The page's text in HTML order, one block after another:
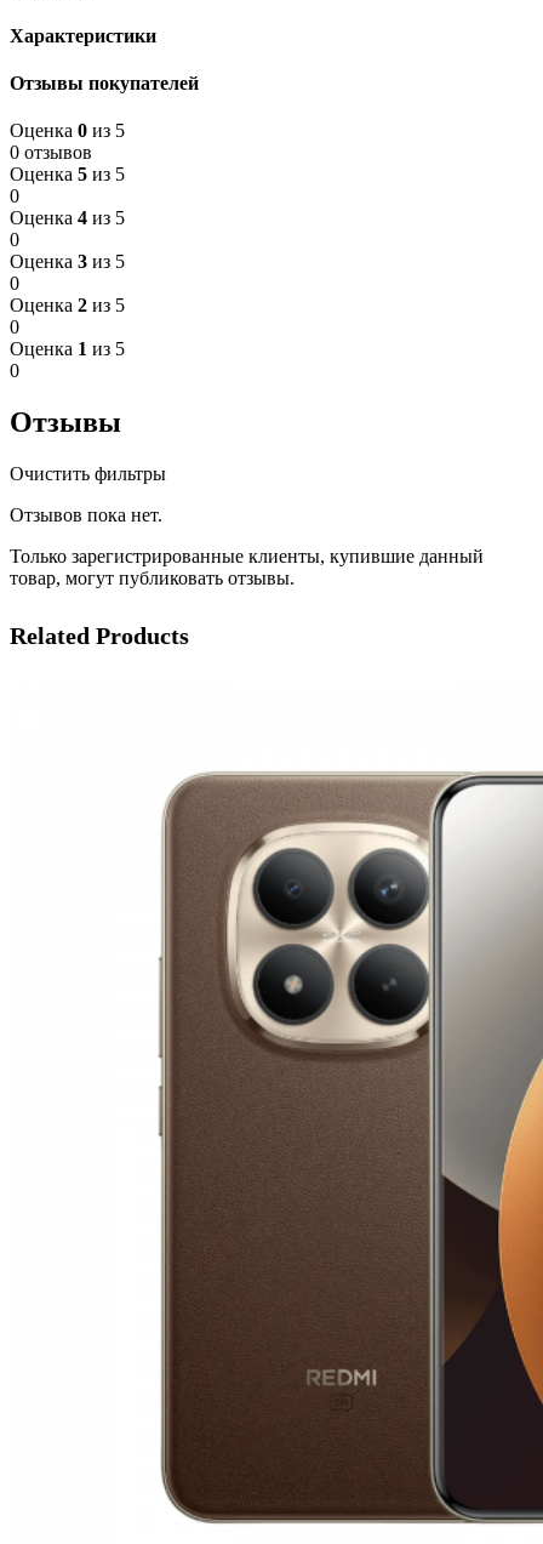
Характеристики
Отзывы покупателей
Оценка 0 из 5
0 отзывов
Оценка 5 из 5
0
Оценка 4 из 5
0
Оценка 3 из 5
0
Оценка 2 из 5
0
Оценка 1 из 5
0
Отзывы
Очистить фильтры
Отзывов пока нет.
Только зарегистрированные клиенты, купившие данный
товар, могут публиковать отзывы.
Related Products